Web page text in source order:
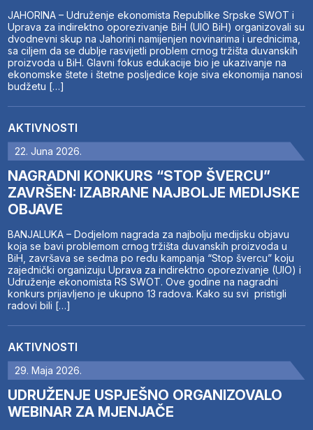
JAHORINA – Udruženje ekonomista Republike Srpske SWOT i
Uprava za indirektno oporezivanje BiH (UIO BiH) organizovali su
dvodnevni skup na Jahorini namijenjen novinarima i urednicima,
sa ciljem da se dublje rasvijetli problem crnog tržišta duvanskih
proizvoda u BiH. Glavni fokus edukacije bio je ukazivanje na
ekonomske štete i štetne posljedice koje siva ekonomija nanosi
budžetu […]
AKTIVNOSTI
22. Juna 2026.
NAGRADNI KONKURS “STOP ŠVERCU”
ZAVRŠEN: IZABRANE NAJBOLJE MEDIJSKE
OBJAVE
BANJALUKA – Dodjelom nagrada za najbolju medijsku objavu
koja se bavi problemom crnog tržišta duvanskih proizvoda u
BiH, završava se sedma po redu kampanja “Stop švercu” koju
zajednički organizuju Uprava za indirektno oporezivanje (UIO) i
Udruženje ekonomista RS SWOT. Ove godine na nagradni
konkurs prijavljeno je ukupno 13 radova. Kako su svi pristigli
radovi bili […]
AKTIVNOSTI
29. Maja 2026.
UDRUŽENJE USPJEŠNO ORGANIZOVALO
WEBINAR ZA MJENJAČE